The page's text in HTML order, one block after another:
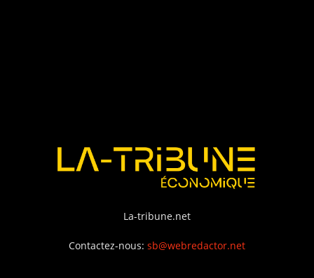
La-tribune.net
Contactez-nous: sb@webredactor.net